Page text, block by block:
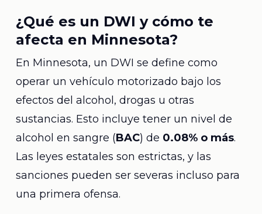
¿Qué es un DWI y cómo te
afecta en Minnesota?
En Minnesota, un DWI se define como
operar un vehículo motorizado bajo los
efectos del alcohol, drogas u otras
sustancias. Esto incluye tener un nivel de
alcohol en sangre (BAC) de 0.08% o más.
Las leyes estatales son estrictas, y las
sanciones pueden ser severas incluso para
una primera ofensa.